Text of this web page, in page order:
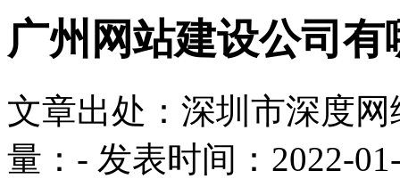
广州网站建设公司有
文章出处：深圳市深度
量： - 发表时间：2022-